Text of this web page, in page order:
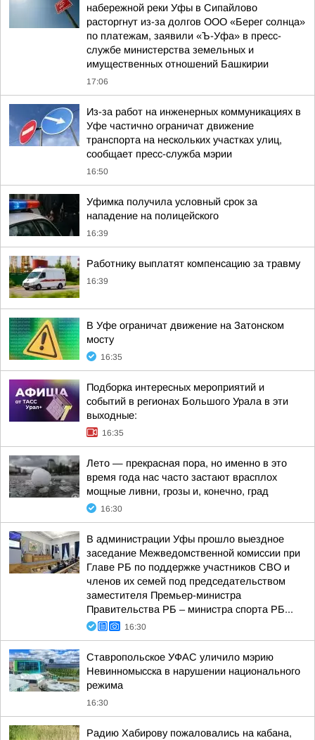
набережной реки Уфы в Сипайлово
расторгнут из-за долгов ООО «Берег солнца»
по платежам, заявили «Ъ-Уфа» в пресс-
службе министерства земельных и
имущественных отношений Башкирии
17:06
Из-за работ на инженерных коммуникациях в
Уфе частично ограничат движение
транспорта на нескольких участках улиц,
сообщает пресс-служба мэрии
16:50
Уфимка получила условный срок за
нападение на полицейского
16:39
Работнику выплатят компенсацию за травму
16:39
В Уфе ограничат движение на Затонском
мосту
16:35
Подборка интересных мероприятий и
событий в регионах Большого Урала в эти
выходные:
16:35
Лето — прекрасная пора, но именно в это
время года нас часто застают врасплох
мощные ливни, грозы и, конечно, град
16:30
В администрации Уфы прошло выездное
заседание Межведомственной комиссии при
Главе РБ по поддержке участников СВО и
членов их семей под председательством
заместителя Премьер-министра
Правительства РБ – министра спорта РБ...
16:30
Ставропольское УФАС уличило мэрию
Невинномысска в нарушении национального
режима
16:30
Радию Хабирову пожаловались на кабана,